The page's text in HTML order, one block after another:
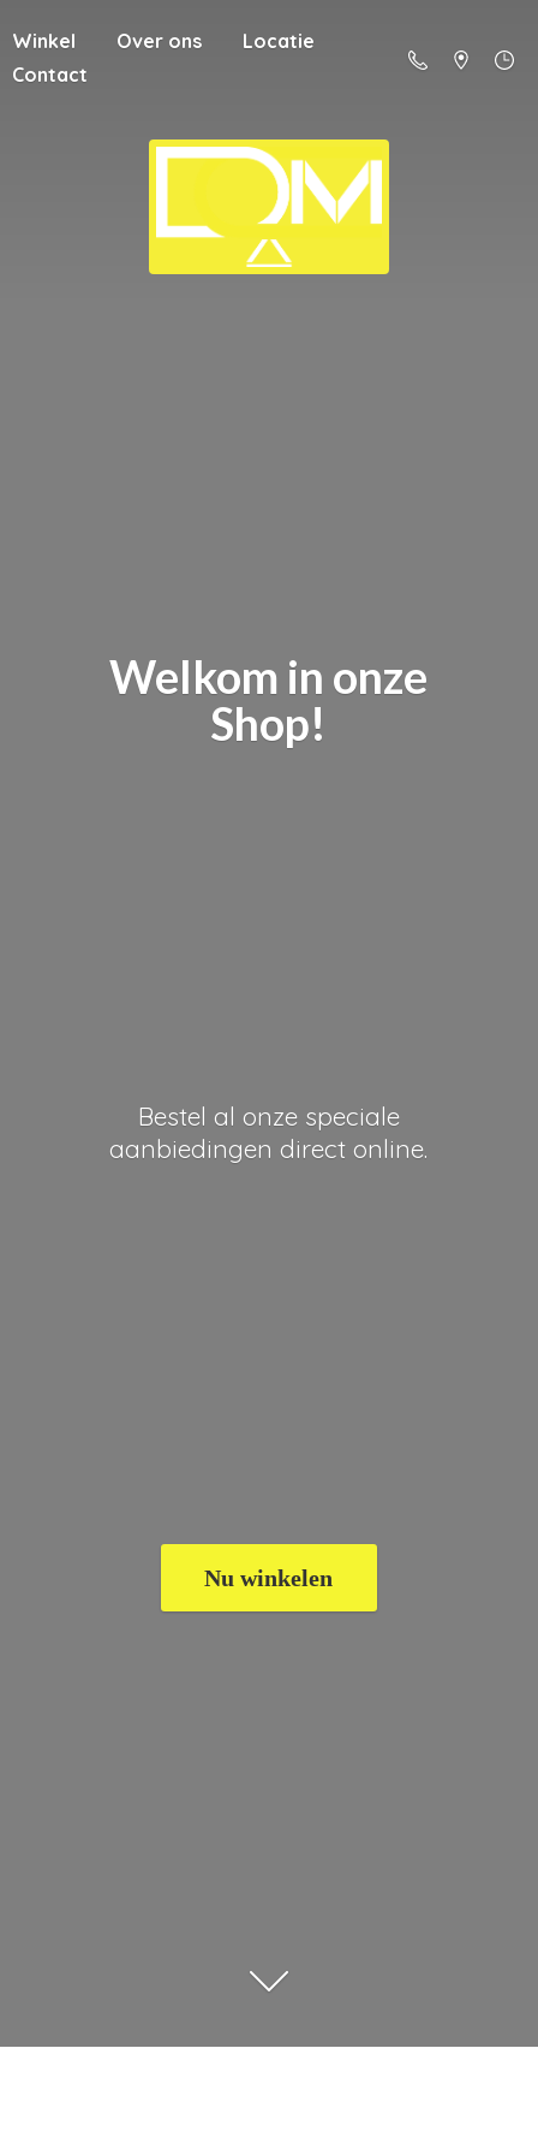
Winkel Over ons
Locatie
Contact
Welkom in onze
Shop!
Bestel al onze speciale
aanbiedingendirect online.
Nu winkelen